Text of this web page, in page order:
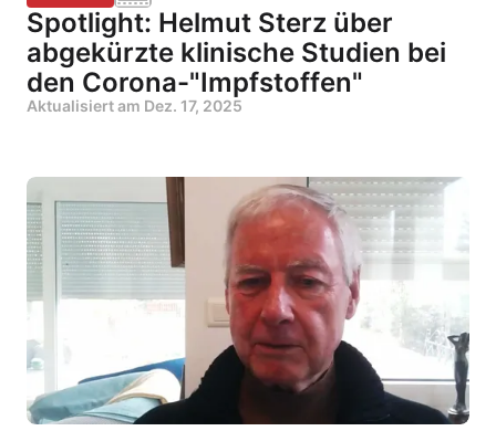
Spotlight: Helmut Sterz über
abgekürzte klinische Studien bei
den Corona-"Impfstoffen"
Aktualisiert am Dez. 17, 2025